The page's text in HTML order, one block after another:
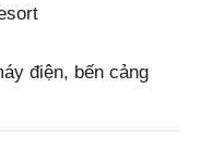
điện, bến cảng